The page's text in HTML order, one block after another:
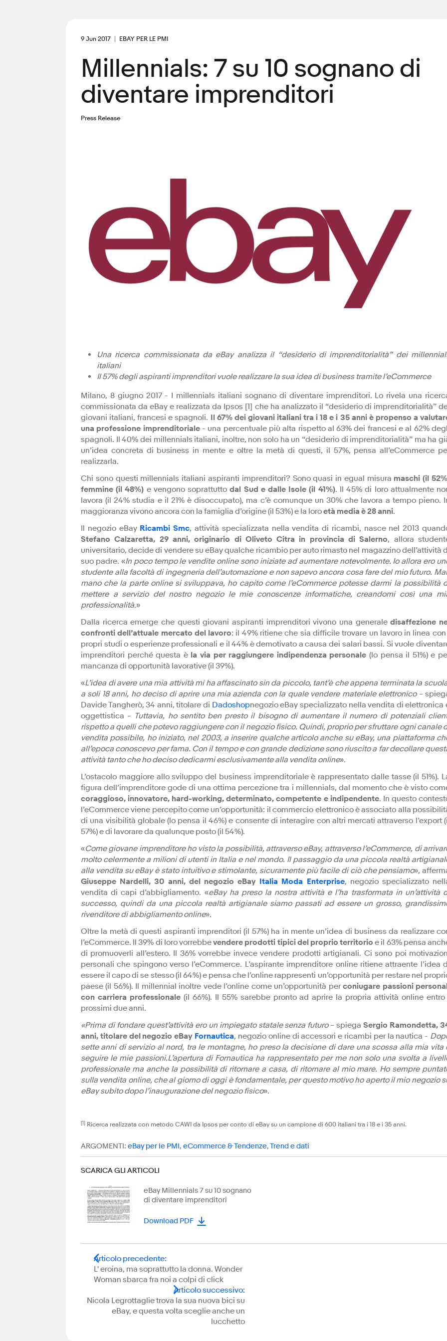
9 Jun 2017 EBAY PER LE PMI
Millennials: 7 su 10 sognano di
diventare imprenditori
Press Release
Una ricerca commissionata da eBay analizza il “desiderio di imprenditorialità” dei
italiani
Il 57% degli aspiranti imprenditori vuole realizzare la sua idea di business tramite l’eCommerce
Milano, 8 giugno 2017 - I millennials italiani sognano di diventare imprenditori. Lo rivela una
commissionata da eBay e realizzata da Ipsos [1] che ha analizzato il “desiderio di imprenditorialità”
giovani italiani, francesi e spagnoli. Il 67% dei giovani italiani tra i 18 e i 35 anni è propenso a
una professione imprenditoriale- una percentuale più alta rispetto al 63% dei francesi e al 62%
spagnoli. Il 40% dei millennials italiani, inoltre, non solo ha un “desiderio di imprenditorialità” ma ha
un’idea concreta di business in mente e oltre la metà di questi, il 57%, pensa all’eCommerce
realizzarla.
Chi sono questi millennials italiani aspiranti imprenditori? Sono quasi in egual misura maschi (il
femmine (il 48%) e vengono soprattutto dal Sud e dalle Isole (il 41%). Il 45% di loro attualmente
lavora (il 24% studia e il 21% è disoccupato), ma c’è comunque un 30% che lavora a tempo pieno.
maggioranza vivono ancora con la famiglia d’origine (il 53%) e la loroetà media è 28 anni.
Il negozio eBay Ricambi Smc, attività specializzata nella vendita di ricambi, nasce nel 2013
Stefano Calzaretta, 29 anni, originario di Oliveto Citra in provincia di Salerno, allora
universitario, decide di vendere su eBay qualche ricambio per auto rimasto nel magazzino dell’attività
suo padre. «In poco tempo le vendite online sono iniziate ad aumentare notevolmente. Io allora ero
studente alla facoltà di ingegneria dell’automazione e non sapevo ancora cosa fare del mio futuro.
mano che la parte online si sviluppava, ho capito come l’eCommerce potesse darmi la possibilità
mettere a servizio del nostro negozio le mie conoscenze informatiche, creandomi così una
professionalità.»
Dalla ricerca emerge che questi giovani aspiranti imprenditori vivono una generaledisaffezione
confronti dell’attuale mercato del lavoro: il 49% ritiene che sia difficile trovare un lavoro in linea
propri studi o esperienze professionali e il 44% è demotivato a causa dei salari bassi. Si vuole
imprenditori perché questa è la via per raggiungere indipendenza personale (lo pensa il 51%) e
mancanza di opportunità lavorative (il 39%).
«L’idea di avere una mia attività mi ha affascinato sin da piccolo, tant’è che appena terminata la
a soli 18 anni, ho deciso di aprire una mia azienda con la quale vendere materiale elettronico–
Davide Tangherò, 34 anni, titolare di Dadoshopnegozio eBay specializzato nella vendita di elettronica
oggettistica – Tuttavia, ho sentito ben presto il bisogno di aumentare il numero di potenziali
rispetto a quelli che potevo raggiungere con il negozio fisico. Quindi, proprio per sfruttare ogni canale
vendita possibile, ho iniziato, nel 2003, a inserire qualche articolo anche su eBay, una piattaforma
all’epoca conoscevo per fama. Con il tempo e con grande dedizione sono riuscito a far decollare
attività tanto che ho deciso dedicarmi esclusivamente alla vendita online».
L’ostacolo maggiore allo sviluppo del business imprenditoriale è rappresentato dalle tasse (il 51%).
figura dell’imprenditore gode di una ottima percezione tra i millennials, dal momento che è visto
coraggioso, innovatore, hard-working, determinato, competente e indipendente. In questo
l’eCommerce viene percepito come un’opportunità: il commercio elettronico è associato alla
di una visibilità globale (lo pensa il 46%) e consente di interagire con altri mercati attraverso l’export
57%) e di lavorare da qualunque posto (il 54%).
«Come giovane imprenditore ho visto la possibilità, attraverso eBay, attraverso l’eCommerce, di
molto celermente a milioni di utenti in Italia e nel mondo. Il passaggio da una piccola realtà
alla vendita su eBay è stato intuitivo e stimolante, sicuramente più facile di ciò che pensiamo»,
Giuseppe Nardelli, 30 anni, del negozio eBay Italia Moda Enterprise, negozio specializzato
vendita di capi d’abbigliamento. «eBay ha preso la nostra attività e l’ha trasformata in un’attività
successo, quindi da una piccola realtà artigianale siamo passati ad essere un grosso,
rivenditore di abbigliamento online».
Oltre la metà di questi aspiranti imprenditori (il 57%) ha in mente un’idea di business da realizzare
l’eCommerce. Il 39% di loro vorrebbevendere prodotti tipici del proprio territorio e il 63% pensa
di promuoverli all’estero. Il 36% vorrebbe invece vendere prodotti artigianali. Ci sono poi
personali che spingono verso l’eCommerce. L’aspirante imprenditore online ritiene attraente l’idea
essere il capo di se stesso (il 64%) e pensa che l’online rappresenti un’opportunità per restare nel
paese (il 56%). Il millennial inoltre vede l’online come un’opportunità perconiugare passioni
con carriera professionale(il 66%). Il 55% sarebbe pronto ad aprire la propria attività online entro
prossimi due anni.
«Prima di fondare quest’attività ero un impiegato statale senza futuro– spiegaSergio Ramondetta,
anni, titolare del negozio eBay Fornautica, negozio online di accessori e ricambi per la nautica -
sette anni di servizio al nord, tra le montagne, ho preso la decisione di dare una scossa alla mia vita
seguire le mie passioni.L’apertura di Fornautica ha rappresentato per me non solo una svolta a
professionale ma anche la possibilità di ritornare a casa, di ritornare al mio mare. Ho sempre
sulla vendita online, che al giorno di oggi è fondamentale, per questo motivo ho aperto il mio negozio
eBay subito dopo l’inaugurazione del negozio fisico».
[1] Ricerca realizzata con metodo CAWI da Ipsos per conto di eBay su un campione di 600 italiani tra i 18 e i 35 anni.
ARGOMENTI: eBay per le PMI, eCommerce & Tendenze,Trend e dati
SCARICA GLI ARTICOLI
eBay Millennials 7 su 10 sognano
di diventare imprenditori
Download PDF
Articolo precedente:
L' eroina, ma soprattutto la donna. Wonder
Woman sbarca fra noi a colpi di click
Articolo successivo:
Nicola Legrottaglie trova la sua nuova bici su
eBay, e questa volta sceglie anche un
lucchetto